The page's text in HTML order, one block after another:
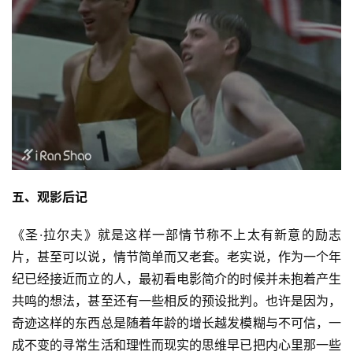
五、观影后记
《圣·拉尔夫》就是这样一部情节称不上太有新意的励志
片，甚至可以说，情节简单而又老套。老实说，作为一个年
纪已经接近而立的人，最初看电影简介的时候并未抱着产生
共鸣的想法，甚至还有一些相反的预设批判。也许是因为，
奇迹这样的东西总是随着年龄的增长越发模糊与不可信，一
成不变的寻常生活和理性而现实的思维早已把内心里那一些